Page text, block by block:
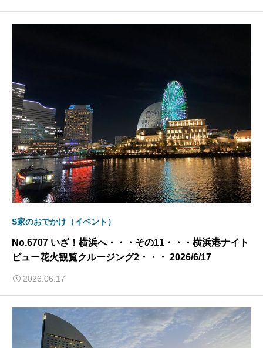
S家のおでかけ（イベント）
No.6707 いざ！横浜へ・・・その11・・・横浜港ナイト
ビュー花火観覧クルージング2・・・ 2026/6/17
2026.06.17